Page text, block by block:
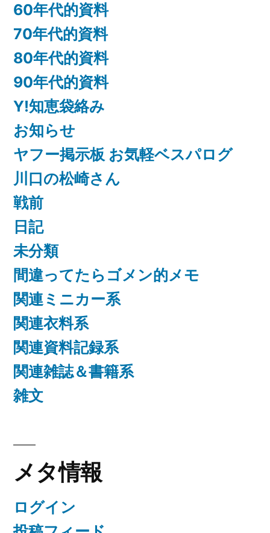
60年代的資料
70年代的資料
80年代的資料
90年代的資料
Y!知恵袋絡み
お知らせ
ヤフー掲示板 お気軽ベスパログ
川口の松崎さん
戦前
日記
未分類
間違ってたらゴメン的メモ
関連ミニカー系
関連衣料系
関連資料記録系
関連雑誌＆書籍系
雑文
メタ情報
ログイン